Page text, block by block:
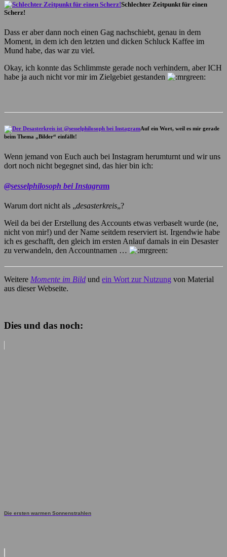
Schlechter Zeitpunkt für einen
Scherz!
Dass er aber dann noch einen Gag nachschiebt, genau in dem
Moment, in dem ich den letzten und dicken Schluck Kaffee im
Mund habe, das war zu viel.
Okay, ich konnte das Schlimmste gerade noch verhindern, aber ICH
habe ja auch nicht vor mir im Zielgebiet gestanden
Auf ein Wort, weil es mir gerade
beim Thema „Bilder“ einfällt!
Wenn jemand von Euch auch bei Instagram herumturnt und wir uns
dort noch nicht begegnet sind, das hier bin ich:
@sesselphilosoph bei Instagram
Warum dort nicht als „desasterkreis„?
Weil da bei der Erstellung des Accounts etwas verbaselt wurde (ne,
nicht von mir!) und der Name seitdem reserviert ist. Irgendwie habe
ich es geschafft, den gleich im ersten Anlauf damals in ein Desaster
zu verwandeln, den Accountnamen …
Weitere Momente im Bild und ein Wort zur Nutzung von Material
aus dieser Webseite.
Dies und das noch:
Die ersten warmen Sonnenstrahlen